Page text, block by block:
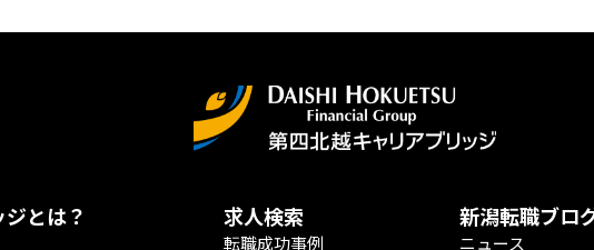
とは？ 求人検索
転職成功事例
新潟転職ブロ
ニュース